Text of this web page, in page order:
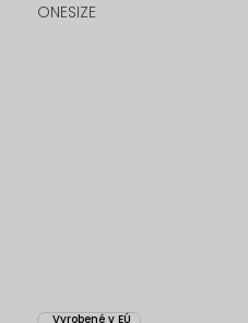
ONESIZE
Vyrobené v EÚ